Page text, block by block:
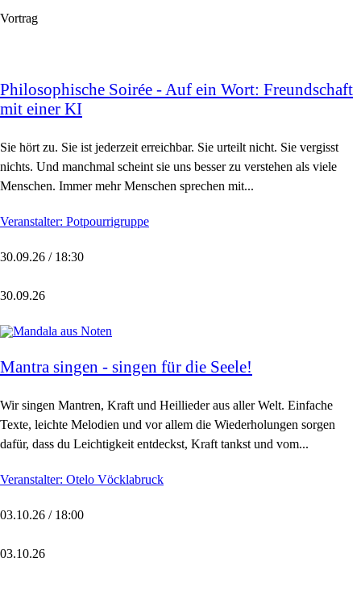
Vortrag
Philosophische Soirée - Auf ein Wort: Freundschaft
mit einer KI
Sie hört zu. Sie ist jederzeit erreichbar. Sie urteilt nicht. Sie vergisst
nichts. Und manchmal scheint sie uns besser zu verstehen als viele
Menschen. Immer mehr Menschen sprechen mit...
Veranstalter: Potpourrigruppe
30.09.26 / 18:30
30.09.26
Mantra singen - singen für die Seele!
Wir singen Mantren, Kraft und Heillieder aus aller Welt. Einfache
Texte, leichte Melodien und vor allem die Wiederholungen sorgen
dafür, dass du Leichtigkeit entdeckst, Kraft tankst und vom...
Veranstalter: Otelo Vöcklabruck
03.10.26 / 18:00
03.10.26